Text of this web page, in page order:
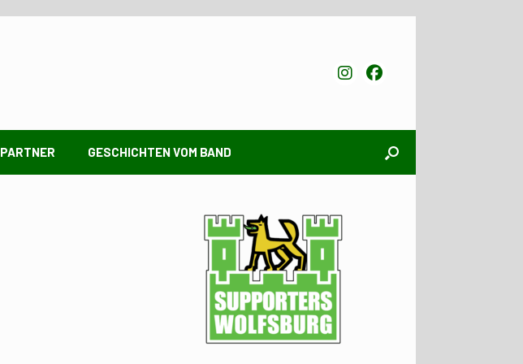
PARTNER GESCHICHTEN VOM BAND